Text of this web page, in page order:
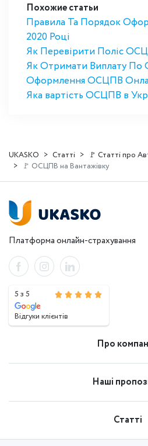
Похожие статьи
Правила Та Порядок
2020 Році
Як Перевірити Поліс
Як Отримати Виплату
Оформлення ОСЦПВ
Яка вартість ОСЦПВ в
UKASKO Статті
🚩 Статті про
🚩 ОСЦПВ на Вантажівку
Платформа онлайн-страхування
5 з 5
Відгуки клієнтів
Про
Наші
Статті